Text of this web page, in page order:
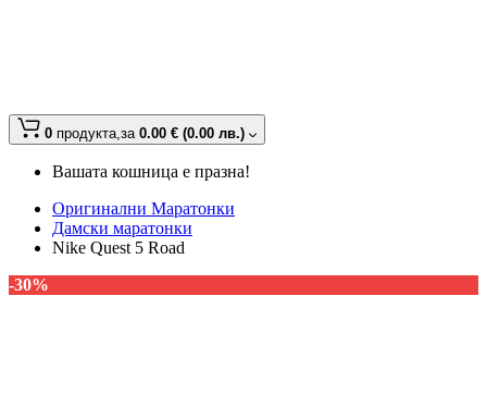
0 продукта,за 0.00 € (0.00 лв.)
Вашата кошница е празна!
Оригинални Маратонки
Дамски маратонки
Nike Quest 5 Road
-30%